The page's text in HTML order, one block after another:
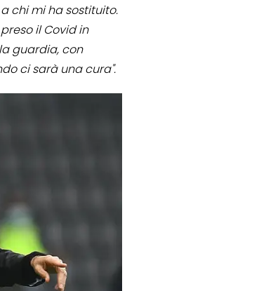
chi mi ha sostituito.
il Covid in
guardia, con
ci sarà una cura".